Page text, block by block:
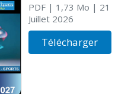
PDF| 1,73 Mo | 21
Juillet 2026
Télécharger